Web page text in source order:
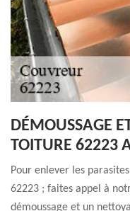
DÉMOUSSAGE
TOITURE 62223
Pour enlever les
62223 ; faites appel à
démoussage et un